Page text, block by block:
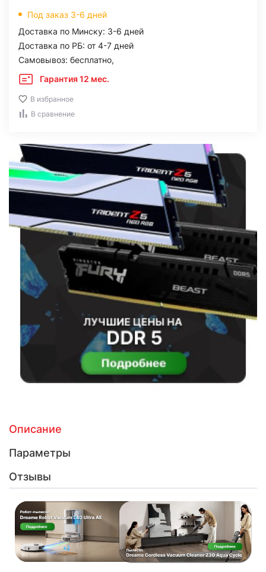
Под заказ 3-6 дней
Доставка по Минску: 3-6 дней
Доставка по РБ: от 4-7 дней
Самовывоз: бесплатно,
Гарантия 12 мес.
В избранное
В сравнение
Описание
Параметры
Отзывы